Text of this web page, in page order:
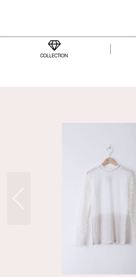
COLLECTION